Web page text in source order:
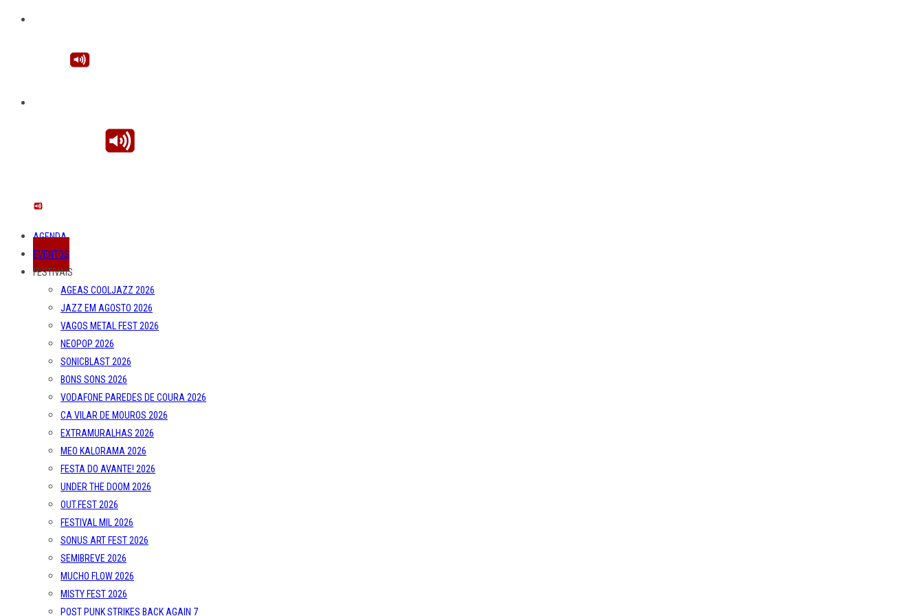
AGENDA
EVENTOS
FESTIVAIS
AGEAS COOLJAZZ 2026
JAZZ EM AGOSTO 2026
VAGOS METAL FEST 2026
NEOPOP 2026
SONICBLAST 2026
BONS SONS 2026
VODAFONE PAREDES DE COURA 2026
CA VILAR DE MOUROS 2026
EXTRAMURALHAS 2026
MEO KALORAMA 2026
FESTA DO AVANTE! 2026
UNDER THE DOOM 2026
OUT.FEST 2026
FESTIVAL MIL 2026
SONUS ART FEST 2026
SEMIBREVE 2026
MUCHO FLOW 2026
MISTY FEST 2026
POST PUNK STRIKES BACK AGAIN 7